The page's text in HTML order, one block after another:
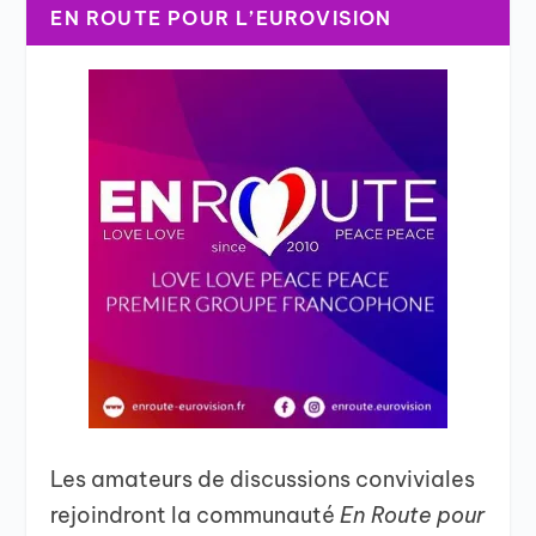
EN ROUTE POUR L’EUROVISION
Les amateurs de discussions conviviales
rejoindront la communautéEn Route pour